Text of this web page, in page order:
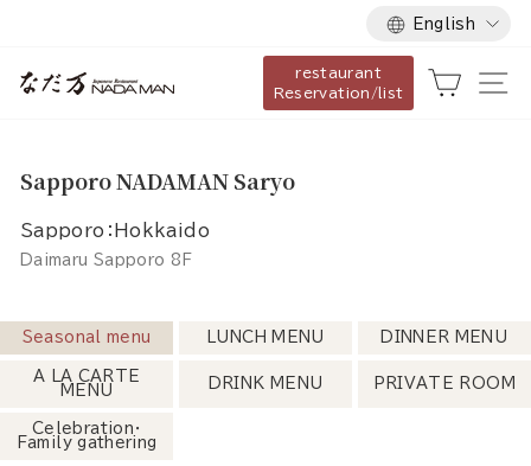
content
Language
English
restaurant
Reservation/list
Cart
Sapporo NADAMAN Saryo
Sapporo：Hokkaido
Daimaru Sapporo 8F
Seasonal menu LUNCH MENU DINNER MENU
A LA CARTE
MENU
DRINK MENU PRIVATE ROOM
Celebration・
Family gathering